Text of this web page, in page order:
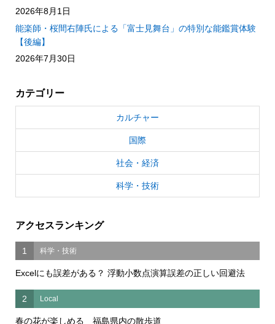
2026年8月1日
能楽師・桜間右陣氏による「富士見舞台」の特別な能鑑賞体験
【後編】
2026年7月30日
カテゴリー
カルチャー
国際
社会・経済
科学・技術
アクセスランキング
1 科学・技術
Excelにも誤差がある？ 浮動小数点演算誤差の正しい回避法
2 Local
春の花が楽しめる 福島県内の散歩道